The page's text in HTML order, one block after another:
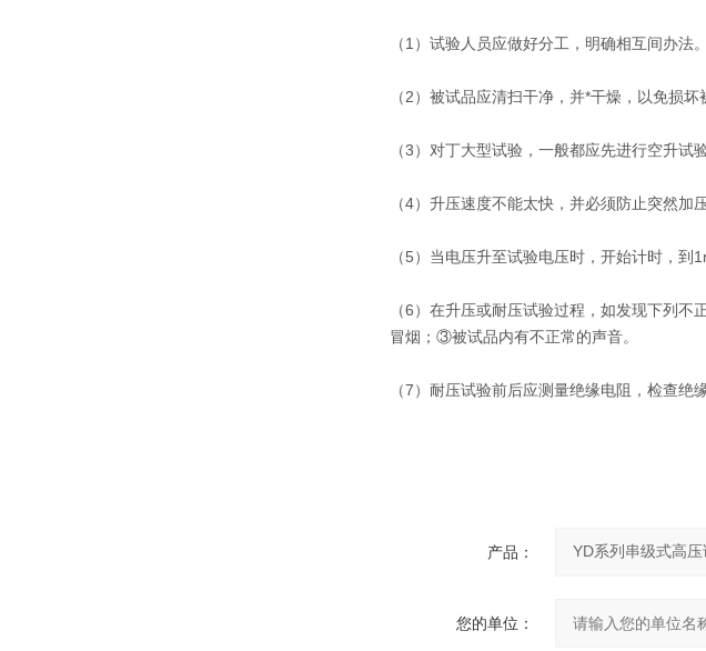
（1）试验人员应做好分工，明确相互间办法
（2）被试品应清扫干净，并*干燥，以免损坏
（3）对丁大型试验，一般都应先进行空升试
（4）升压速度不能太快，并必须防止突然
（5）当电压升至试验电压时，开始计时，到
（6）在升压或耐压试验过程，如发现下列
冒烟；③被试品内有不正常的声音。
（7）耐压试验前后应测量绝缘电阻，检查绝
产品：
您的单位：